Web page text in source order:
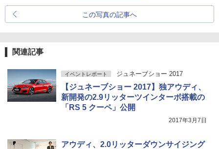
この写真の記事へ
関連記事
イベントレポート ジュネーブショー 2017
【ジュネーブショー 2017】独アウディ、
新開発の2.9リッターツインターボ搭載の
「RS 5 クーペ」公開
2017年3月7日
アウディ、2.0リッターダウンサイジング